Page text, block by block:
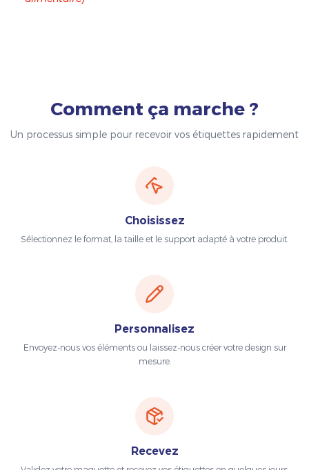
Comment ça marche ?
Un processus simple pour recevoir vos étiquettes rapidement
Choisissez
Sélectionnez le format, la taille et le support adapté à votre produit.
Personnalisez
Envoyez-nous vos éléments ou laissez-nous créer votre design sur
mesure.
Recevez